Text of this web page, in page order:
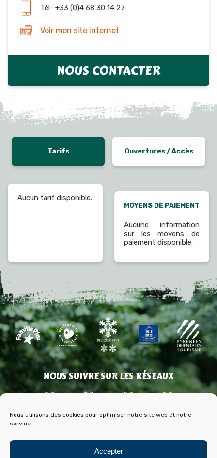
Nous utilisons des cookies pour optimiser notre site web et notre
service.
Accepter
Tél : +33 (0)4 68 30 14 27
Voir mon site internet
NOUS CONTACTER
Tarifs Ouvertures / Accès
Aucun tarif disponible.
MOYENS DE PAIEMENT
Aucune information
sur les moyens de
paiement disponible.
NOUS SUIVRE SUR LES RÉSEAUX
CONTACT
PARTENAIRES